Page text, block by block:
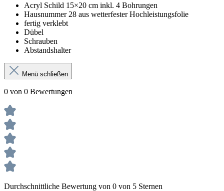
Acryl Schild 15×20 cm inkl. 4 Bohrungen
Hausnummer 28 aus wetterfester Hochleistungsfolie
fertig verklebt
Dübel
Schrauben
Abstandshalter
Menü schließen
0 von 0 Bewertungen
Durchschnittliche Bewertung von 0 von 5 Sternen